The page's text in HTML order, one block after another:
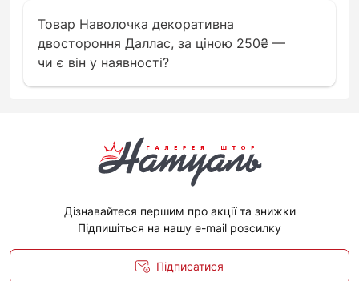
Товар Наволочка декоративна
двостороння Даллас, за ціною 250₴ —
чи є він у наявності?
Дізнавайтеся першим про акції та знижки
Підпишіться на нашу e-mail розсилку
Підписатися